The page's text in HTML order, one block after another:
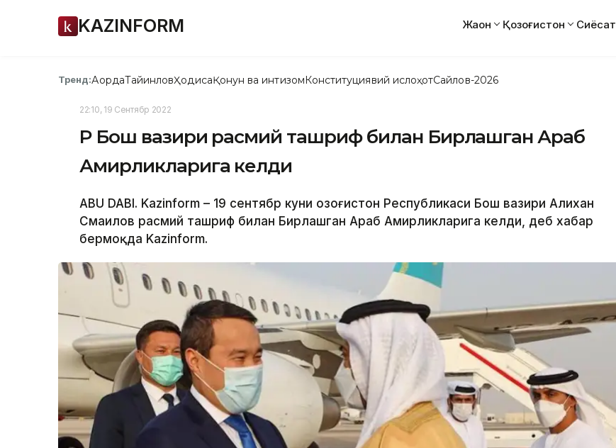
KAZINFORM Жаҳон Қозоғистон Сиёсат
Тренд:АқордаТайинловҲодисаҚонун ва интизомКонституциявий ислоҳотСайлов-2026
22:10, 19 Сентябр 2022
ҚР Бош вазири расмий ташриф билан Бирлашган Араб
Амирликларига келди
ABU DABI. Kazinform – 19 сентябр куни Қозоғистон Республикаси Бош вазири Алихан
Смаилов расмий ташриф билан Бирлашган Араб Амирликларига келди, деб хабар
бермоқда Kazinform.